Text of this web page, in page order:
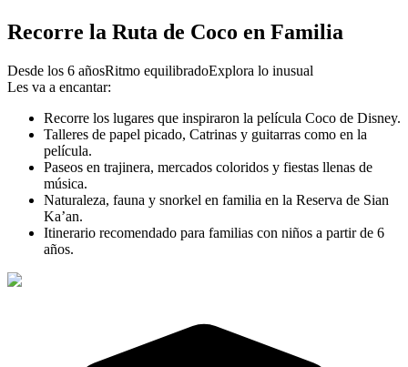
Recorre la Ruta de Coco en Familia
Desde los 6 añosRitmo equilibradoExplora lo inusual
Les va a encantar:
Recorre los lugares que inspiraron la película Coco de Disney.
Talleres de papel picado, Catrinas y guitarras como en la
película.
Paseos en trajinera, mercados coloridos y fiestas llenas de
música.
Naturaleza, fauna y snorkel en familia en la Reserva de Sian
Ka’an.
Itinerario recomendado para familias con niños a partir de 6
años.